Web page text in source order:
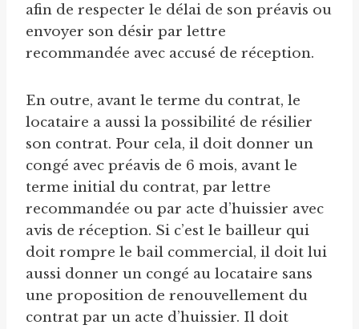
afin de respecter le délai de son préavis ou
envoyer son désir par lettre
recommandée avec accusé de réception.
En outre, avant le terme du contrat, le
locataire a aussi la possibilité de résilier
son contrat. Pour cela, il doit donner un
congé avec préavis de 6 mois, avant le
terme initial du contrat, par lettre
recommandée ou par acte d’huissier avec
avis de réception. Si c’est le bailleur qui
doit rompre le bail commercial, il doit lui
aussi donner un congé au locataire sans
une proposition de renouvellement du
contrat par un acte d’huissier. Il doit